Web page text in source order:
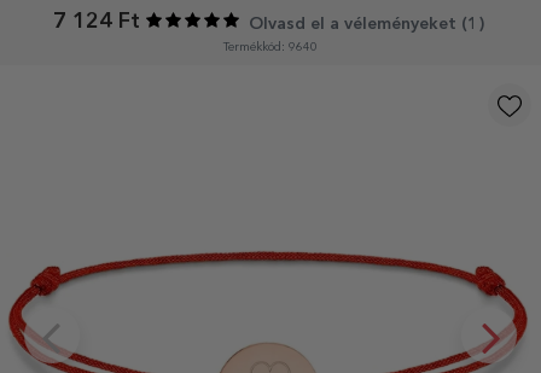
7 124 Ft
Olvasd el a véleményeket (1 )
Termékkód: 9640